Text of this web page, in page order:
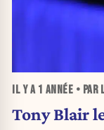
IL Y A 1 ANNÉE • PAR
Tony Blair